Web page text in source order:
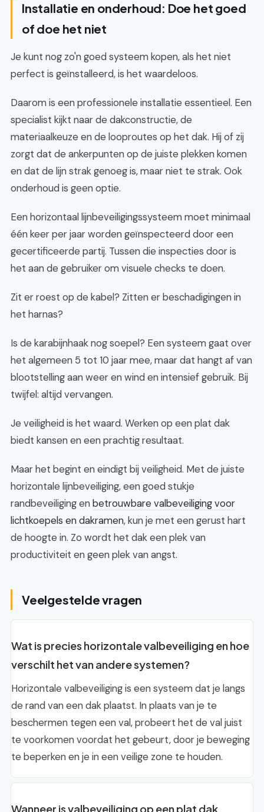
Installatie en onderhoud: Doe het goed
of doe het niet
Je kunt nog zo'n goed systeem kopen, als het niet
perfect is geïnstalleerd, is het waardeloos.
Daarom is een professionele installatie essentieel. Een
specialist kijkt naar de dakconstructie, de
materiaalkeuze en de looproutes op het dak. Hij of zij
zorgt dat de ankerpunten op de juiste plekken komen
en dat de lijn strak genoeg is, maar niet te strak. Ook
onderhoud is geen optie.
Een horizontaal lijnbeveiligingssysteem moet minimaal
één keer per jaar worden geïnspecteerd door een
gecertificeerde partij. Tussen die inspecties door is
het aan de gebruiker om visuele checks te doen.
Zit er roest op de kabel? Zitten er beschadigingen in
het harnas?
Is de karabijnhaak nog soepel? Een systeem gaat over
het algemeen 5 tot 10 jaar mee, maar dat hangt af van
blootstelling aan weer en wind en intensief gebruik. Bij
twijfel: altijd vervangen.
Je veiligheid is het waard. Werken op een plat dak
biedt kansen en een prachtig resultaat.
Maar het begint en eindigt bij veiligheid. Met de juiste
horizontale lijnbeveiliging, een goed stukje
randbeveiliging enbetrouwbare valbeveiliging voor
lichtkoepels en dakramen, kun je met een gerust hart
de hoogte in. Zo wordt het dak een plek van
productiviteit en geen plek van angst.
Veelgestelde vragen
Wat is precies horizontale valbeveiliging en hoe
verschilt het van andere systemen?
Horizontale valbeveiliging is een systeem dat je langs
de rand van een dak plaatst. In plaats van je te
beschermen tegen een val, probeert het de val juist
te voorkomen voordat het gebeurt, door je beweging
te beperken en je in een veilige zone te houden.
Wanneer is valbeveiliging op een plat dak